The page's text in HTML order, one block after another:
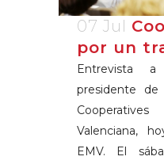
07 Jul
por un
Entrevista a
presidente de
Valenciana,
EMV. El